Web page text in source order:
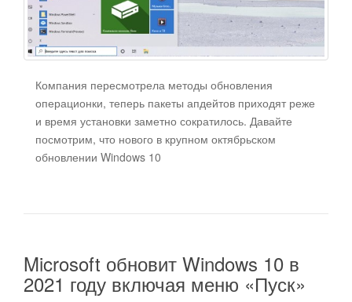
Компания пересмотрела методы обновления
операционки, теперь пакеты апдейтов приходят реже
и время установки заметно сократилось. Давайте
посмотрим, что нового в крупном октябрьском
обновлении Windows 10
Microsoft обновит Windows 10 в
2021 году включая меню «Пуск»